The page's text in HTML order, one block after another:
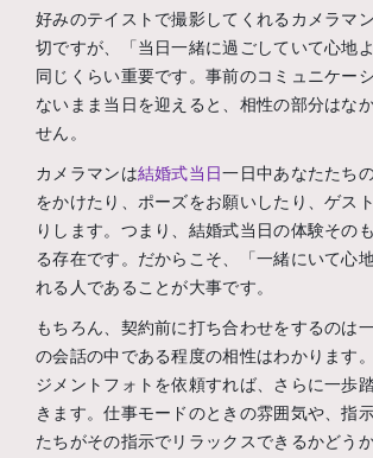
好みのテイストで撮影してくれるカメラマ
切ですが、「当日一緒に過ごしていて心地
同じくらい重要です。事前のコミュニケー
ないまま当日を迎えると、相性の部分はな
せん。
カメラマンは結婚式当日一日中あなたたち
をかけたり、ポーズをお願いしたり、ゲス
りします。つまり、結婚式当日の体験その
る存在です。だからこそ、「一緒にいて心
れる人であることが大事です。
もちろん、契約前に打ち合わせをするのは
の会話の中である程度の相性はわかります
ジメントフォトを依頼すれば、さらに一歩
きます。仕事モードのときの雰囲気や、指
たちがその指示でリラックスできるかどう